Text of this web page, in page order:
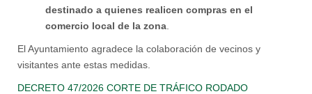
destinado a quienes realicen compras en el
comercio local de la zona
El Ayuntamiento agradece la colaboración de vecinos y
visitantes ante estas medidas.
DECRETO 47/2026 CORTE DE TRÁFICO RODADO